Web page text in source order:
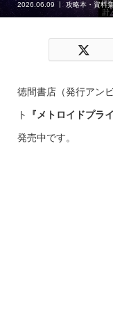
2026.06.09 攻略本・資料
徳間書店（発行アン
ト 『メトロイドプラ
発売中です。